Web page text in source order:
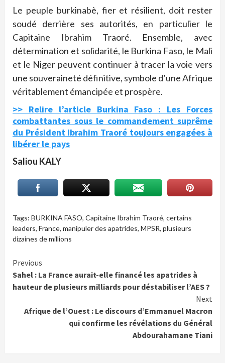
Le peuple burkinabè, fier et résilient, doit rester
soudé derrière ses autorités, en particulier le
Capitaine Ibrahim Traoré. Ensemble, avec
détermination et solidarité, le Burkina Faso, le Mali
et le Niger peuvent continuer à tracer la voie vers
une souveraineté définitive, symbole d’une Afrique
véritablement émancipée et prospère.
>> Relire l’article Burkina Faso : Les Forces
combattantes sous le commandement suprême
du Président Ibrahim Traoré toujours engagées à
libérer le pays
Saliou KALY
Tags: BURKINA FASO, Capitaine Ibrahim Traoré, certains
leaders, France, manipuler des apatrides, MPSR, plusieurs
dizaines de millions
Continue
Reading
Previous
Sahel : La France aurait-elle financé les apatrides à
hauteur de plusieurs milliards pour déstabiliser l’AES ?
Next
Afrique de l’Ouest : Le discours d’Emmanuel Macron
qui confirme les révélations du Général
Abdourahamane Tiani